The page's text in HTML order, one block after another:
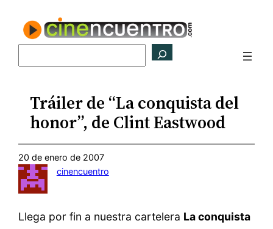
contenido
Tráiler de “La conquista del
honor”, de Clint Eastwood
20 de enero de 2007
cinencuentro
Llega por fin a nuestra cartelera La conquista